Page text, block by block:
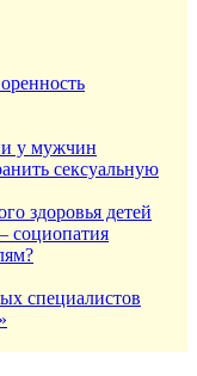
у мужчин
сексуальную
здоровья детей
социопатия
специалистов